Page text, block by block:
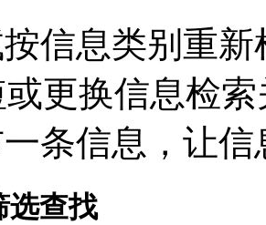
按信息类别重
更换信息检
条信息，让
选查找